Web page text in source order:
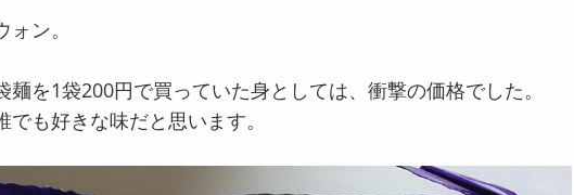
ン。
を1袋200円で買っていた身としては、衝撃の価格でした。
も好きな味だと思います。